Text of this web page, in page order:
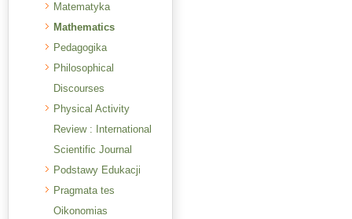
Matematyka
Mathematics
Pedagogika
Philosophical
Discourses
Physical Activity
Review : International
Scientific Journal
Podstawy Edukacji
Pragmata tes
Oikonomias